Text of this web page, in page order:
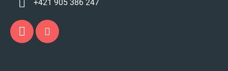
+421 905 386 247